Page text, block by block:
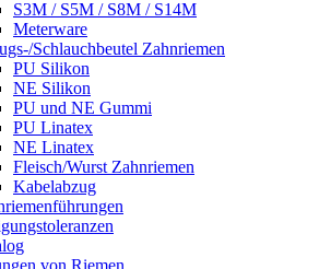
S3M / S5M / S8M / S14M
Meterware
Schlauchbeutel Zahnriemen
PU Silikon
NE Silikon
PU und NE Gummi
PU Linatex
NE Linatex
Fleisch/Wurst Zahnriemen
Kabelabzug
von Riemen